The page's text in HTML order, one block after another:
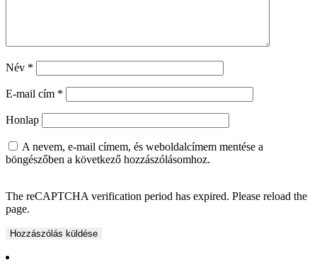
Név *
E-mail cím *
Honlap
A nevem, e-mail címem, és weboldalcímem mentése a
böngészőben a következő hozzászólásomhoz.
The reCAPTCHA verification period has expired. Please reload the
page.